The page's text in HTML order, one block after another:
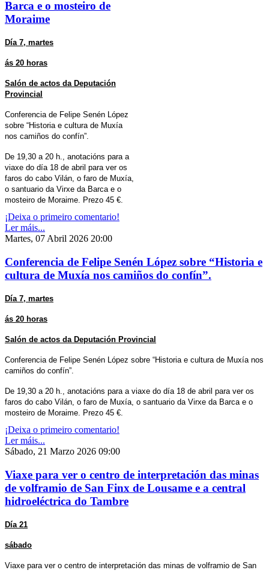
Barca e o mosteiro de
Moraime
Día 7, martes
ás 20 horas
Salón de actos da Deputación
Provincial
Conferencia de Felipe Senén López
sobre “Historia e cultura de Muxía
nos camiños do confín”.
De 19,30 a 20 h., anotacións para a
viaxe do día 18 de abril para ver os
faros do cabo Vilán, o faro de Muxía,
o santuario da Virxe da Barca e o
mosteiro de Moraime. Prezo 45 €.
¡Deixa o primeiro comentario!
Ler máis...
Martes, 07 Abril 2026 20:00
Conferencia de Felipe Senén López sobre “Historia e
cultura de Muxía nos camiños do confín”.
Día 7, martes
ás 20 horas
Salón de actos da Deputación Provincial
Conferencia de Felipe Senén López sobre “Historia e cultura de Muxía nos
camiños do confín”.
De 19,30 a 20 h., anotacións para a viaxe do día 18 de abril para ver os
faros do cabo Vilán, o faro de Muxía, o santuario da Virxe da Barca e o
mosteiro de Moraime. Prezo 45 €.
¡Deixa o primeiro comentario!
Ler máis...
Sábado, 21 Marzo 2026 09:00
Viaxe para ver o centro de interpretación das minas
de volframio de San Finx de Lousame e a central
hidroeléctrica do Tambre
Día 21
sábado
Viaxe para ver o centro de interpretación das minas de volframio de San